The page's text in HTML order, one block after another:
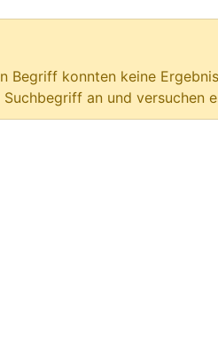
Begriff konnten keine
an und versuchen